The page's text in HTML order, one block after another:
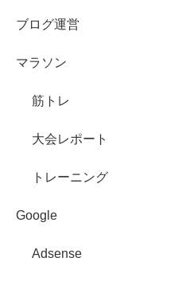
ブログ運営
マラソン
筋トレ
大会レポート
トレーニング
Google
Adsense